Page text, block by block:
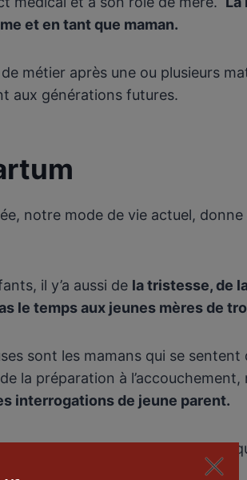
et en tant que maman.
métier après une ou plusieurs
aux générations futures.
notre mode de vie actuel,
il y’a aussi de la tristesse, de
le temps aux jeunes mères de
sont les mamans qui se sentent
la préparation à
interrogations de jeune parent.
parfaitement », jongler tant bien
au début.